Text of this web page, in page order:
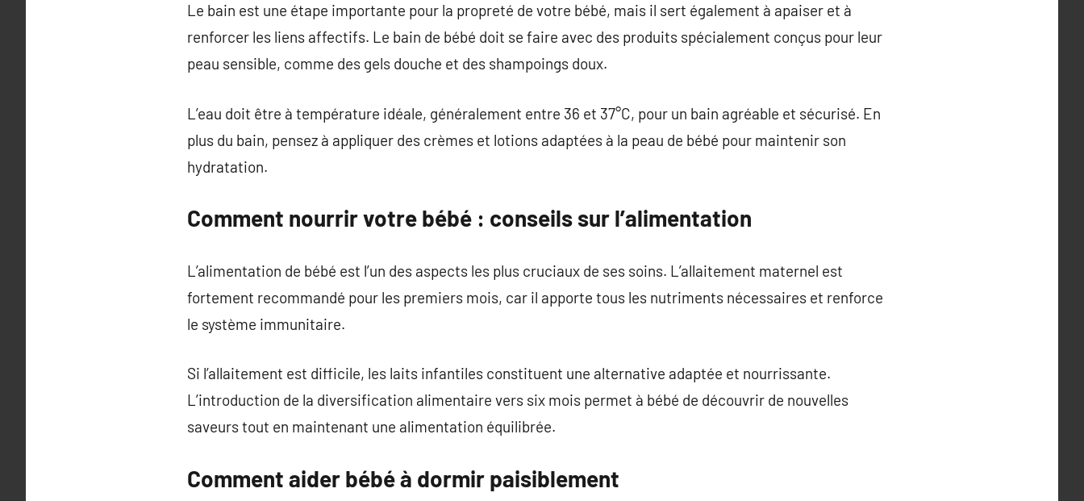
Le bain est une étape importante pour la propreté de votre bébé, mais il sert également à apaiser et à
renforcer les liens affectifs. Le bain de bébé doit se faire avec des produits spécialement conçus pour leur
peau sensible, comme des gels douche et des shampoings doux.
L’eau doit être à température idéale, généralement entre 36 et 37°C, pour un bain agréable et sécurisé. En
plus du bain, pensez à appliquer des crèmes et lotions adaptées à la peau de bébé pour maintenir son
hydratation.
Comment nourrir votre bébé : conseils sur l’alimentation
L’alimentation de bébé est l’un des aspects les plus cruciaux de ses soins. L’allaitement maternel est
fortement recommandé pour les premiers mois, car il apporte tous les nutriments nécessaires et renforce
le système immunitaire.
Si l’allaitement est difficile, les laits infantiles constituent une alternative adaptée et nourrissante.
L’introduction de la diversification alimentaire vers six mois permet à bébé de découvrir de nouvelles
saveurs tout en maintenant une alimentation équilibrée.
Comment aider bébé à dormir paisiblement